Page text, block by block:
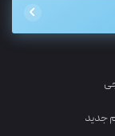
جدید